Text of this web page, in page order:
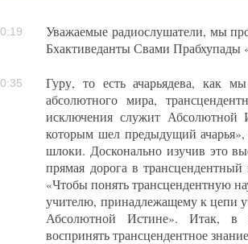
Уважаемые радиослушатели, мы
Бхактиведанты Свами Прабхупады
Гуру, то есть ачарьядева, как
абсолютного мира,
исключения служит
которым шел предыдущий
шлоки. Досконально изучив это
прямая дорога в
«Чтобы понять трансцендентную
учителю, принадлежащему к цепи
Абсолютной Истине». Итак, в
воспринять трансцендентное